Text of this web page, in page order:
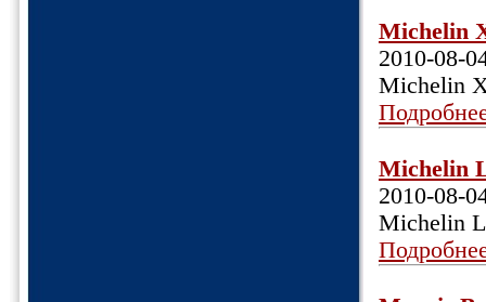
Michelin
2010-08-
Michelin
Michelin
2010-08-
Michelin